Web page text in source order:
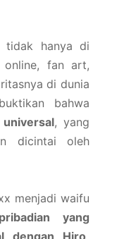
tidak hanya di
fan art,
di dunia
bahwa
, yang
dicintai oleh
menjadi waifu
yang
dengan Hiro,